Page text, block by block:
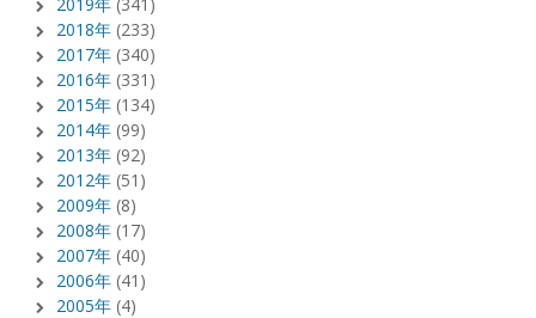
2018年 (233)
2017年 (340)
2016年 (331)
2015年 (134)
2014年 (99)
2013年 (92)
2012年 (51)
2009年 (8)
2008年 (17)
2007年 (40)
2006年 (41)
2005年 (4)